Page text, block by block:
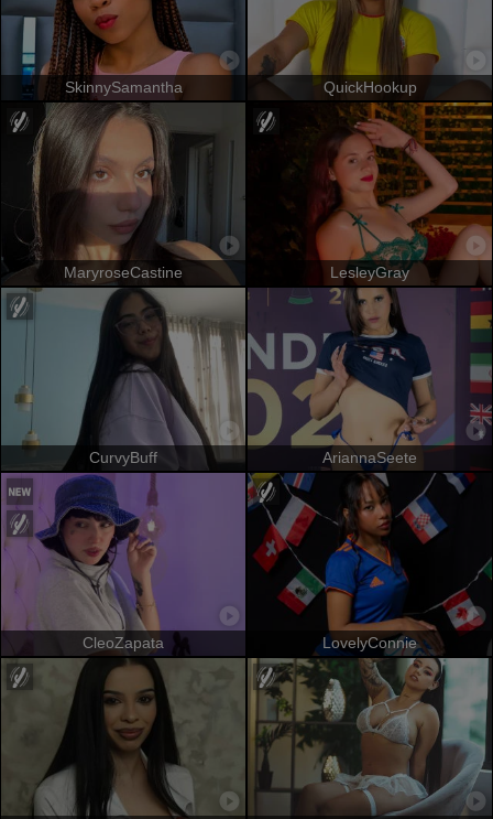
SkinnySamantha QuickHookup
MaryroseCastine LesleyGray
CurvyBuff AriannaSeete
CleoZapata LovelyConnie